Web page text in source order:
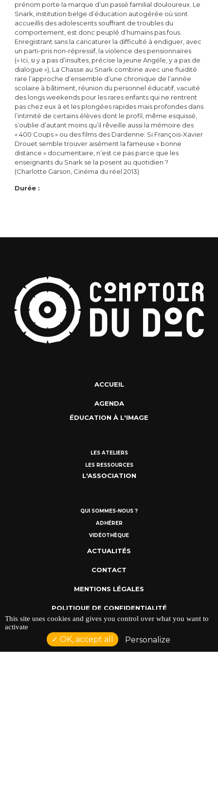
prénom porte la marque d’un passé familial douloureux. Le
Snark, institution belge d’éducation autogérée où sont
accueillis des adolescents souffrant de troubles du
comportement, est donc peuplé d’humains pas fous.
Enregistrant sans la caricaturer la difficulté à endiguer, avec
un parti-pris non-répressif, la violence des pensionnaires
(« Ici, si y a pas d’insultes, précise la jeune Angéle, y a pas de
dialogue »), La Chasse au Snark combine avec une fluidité
rare l’approche d’ensemble d’une chronique de l’année
scolaire à bâtiment, réunion du personnel éducatif, vacuité
des longs weekends pour les rares enfants qui ne rentrent
pas chez eux à et les plongées rapides mais profondes dans
l’intimité de certains élèves dont le profil, même esquissé,
s’oublie d’autant moins qu’il rêveille aussi la mémoire des
« 400 Coups » ou des films des Dardenne. Si François-Xavier
Drouet semble trouver aisément la fameuse « bonne
distance » documentaire, n’est ce pas parce que les
enseignants du Snark se la posent au quotidien ?
(Charlotte Garson, Cinéma du réel 2013)
Durée :
ACCUEIL
AGENDA
ÉDUCATION À L'IMAGE
LES ATELIERS
LES RESSOURCES
L'ASSOCIATION
QUI SOMMES-NOUS ?
ADHÉRER
VIDÉOTHÈQUE
ACTUALITÉS
CONTACT
MENTIONS LÉGALES
POLITIQUE DE CONFIDENTIALITÉ
This site uses cookies and gives you control over what you want to
activate
OK, accept all Personalize